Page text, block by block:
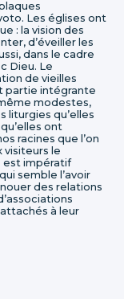
Les églises ont
: la vision des
d’éveiller les
dans le cadre
Dieu. Le
de vieilles
partie intégrante
modestes,
liturgies qu’elles
ont
racines que l’on
visiteurs le
est impératif
semble l’avoir
des relations
à leur